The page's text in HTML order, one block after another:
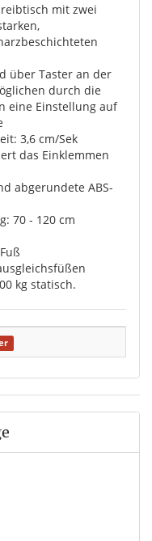
mit zwei
über Taster an der
durch die
eine Einstellung auf
3,6 cm/Sek
das Einklemmen
abgerundete ABS-
70 - 120 cm
kg statisch.